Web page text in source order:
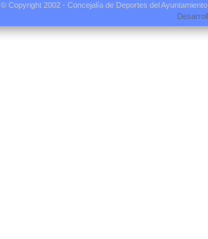
© Copyright 2002 - Concejalía de Deportes del